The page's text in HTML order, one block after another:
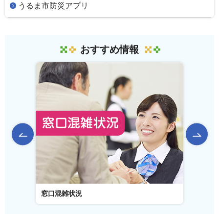
うるま市防災アプリ
おすすめ情報
前のスライドを表示
窓口混雑状況